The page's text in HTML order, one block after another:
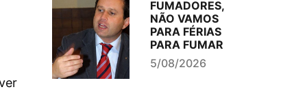
FUMADORES,
NÃO VAMOS
PARA FÉRIAS
PARA FUMAR
5/08/2026